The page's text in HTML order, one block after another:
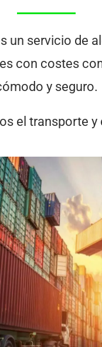
un servicio de
con costes
y seguro.
el transporte y